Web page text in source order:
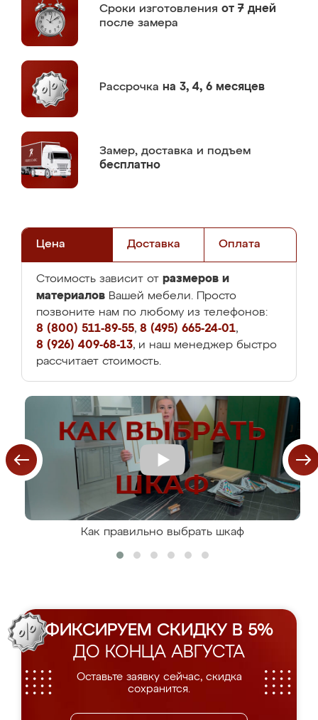
Сроки изготовления от 7 дней
после замера
Рассрочка на 3, 4, 6 месяцев
Замер, доставка и подъем
бесплатно
Цена Доставка Оплата
Стоимость зависит от размеров и
материалов Вашей мебели. Просто
позвоните нам по любому из телефонов:
8 (800) 511-89-55, 8 (495) 665-24-01,
8 (926) 409-68-13, и наш менеджер быстро
рассчитает стоимость.
Как правильно выбрать шкаф
ФИКСИРУЕМ СКИДКУ В 5%
ДО КОНЦА АВГУСТА
Оставьте заявку сейчас, скидка
сохранится.